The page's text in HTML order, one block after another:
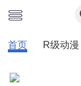
首页 R级动漫